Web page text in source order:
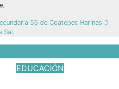
55 de Coatepec Harinas
Sal.
EDUCACIÓN